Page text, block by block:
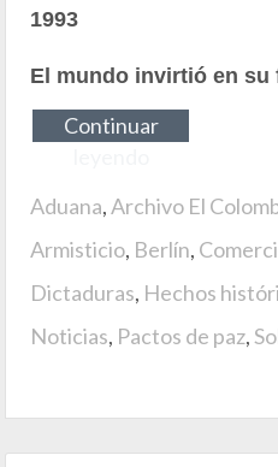
1993
El mundo invirtió en su
Continuar
Aduana,Archivo El
Armisticio, Berlín,
Dictaduras, Hechos
Noticias, Pactos de paz,